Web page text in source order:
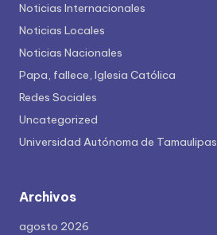
Noticias Internacionales
Noticias Locales
Noticias Nacionales
Papa, fallece, Iglesia Católica
Redes Sociales
Uncategorized
Universidad Autónoma de Tamaulipas
Archivos
agosto 2026